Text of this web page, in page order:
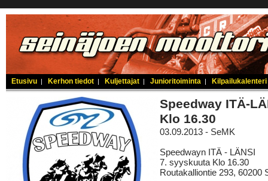
Etusivu | Kerhon tiedot | Kuljettajat | Junioritoiminta | Kilpailukalenteri
Speedway ITÄ-
Klo 16.30
03.09.2013 - SeMK
Speedwayn ITÄ - LÄNSI
7. syyskuuta Klo 16.30
Routakalliontie 293, 60200